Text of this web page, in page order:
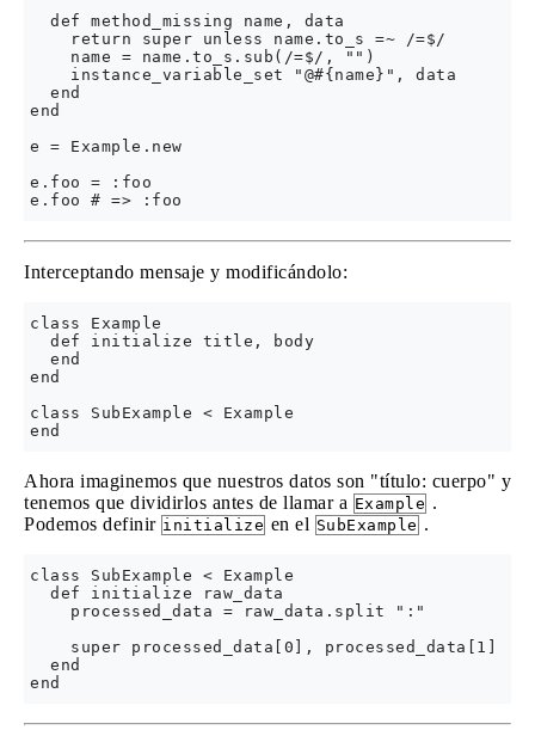
  def method_missing name, data
    return super unless name.to_s =~ /=$/
    name = name.to_s.sub(/=$/, "")
    instance_variable_set "@#{name}", data
  end
end
e = Example.new
e.foo = :foo
Interceptando mensaje y modificándolo:
class Example
  def initialize title, body
  end
end
class SubExample < Example
Ahora imaginemos que nuestros datos son "título: cuerpo" y
tenemos que dividirlos antes de llamar a Example .
Podemos definir initialize en el SubExample .
class SubExample < Example
  def initialize raw_data
    processed_data = raw_data.split ":"
    super processed_data[0], processed_data[1]
  end